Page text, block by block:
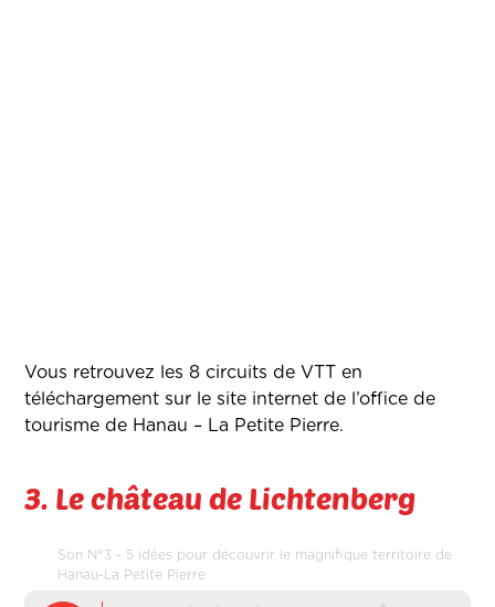
Vous retrouvez les 8 circuits de VTT en
téléchargement sur le site internet de l’office de
tourisme de Hanau – La Petite Pierre.
3. Le château de Lichtenberg
Son N°3 - 5 idées pour découvrir le magnifique territoire de
Hanau-La Petite Pierre